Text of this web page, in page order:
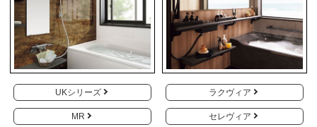
UKシリーズ
MR
ラクヴィア
セレヴィア